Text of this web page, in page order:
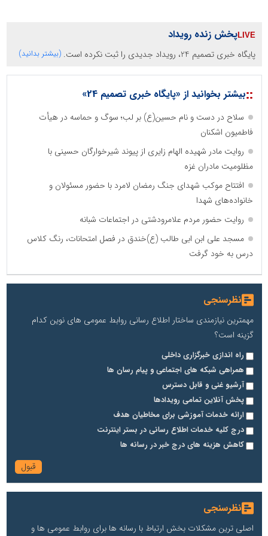
پخش زنده رویداد
پایگاه خبری تصمیم 24، رویداد جدیدی را ثبت نکرده است. (بیشتر بدانید)
::بیشتر بخوانید از «پایگاه خبری تصمیم 24»
سلاح در دست و نام حسین(ع) بر لب؛ سوگ و حماسه در هیأت
فاطمیون اشکنان
روایت مادر شهیده الهام زایری از پیوند شیرخوارگان حسینی با
مظلومیت مادران غزه
افتتاح موکب شهدای جنگ رمضان لامرد با حضور مسئولان و
خانواده‌های شهدا
روایت حضور مردم علامرودشتی در اجتماعات شبانه
مسجد علی ابن ابی طالب (ع)خندق در فصل امتحانات، رنگ کلاس
درس به خود گرفت
نظرسنجی
مهمترین نیازمندی ساختار اطلاع رسانی روابط عمومی های نوین کدام
گزینه است؟
راه اندازی خبرگزاری داخلی
همراهی شبکه های اجتماعی و پیام رسان ها
آرشیو غنی و قابل دسترس
پخش آنلاین تمامی رویدادها
ارائه خدمات آموزشی برای مخاطیان هدف
درج کلیه خدمات اطلاع رسانی در بستر اینترنت
کاهش هزینه های درج خبر در رسانه ها
نظرسنجی
اصلی ترین مشکلات بخش ارتباط با رسانه ها برای روابط عمومی ها و